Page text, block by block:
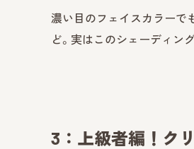
濃い目のフェイスカラーで
ど。実はこのシェーディン
3：上級者編！ク